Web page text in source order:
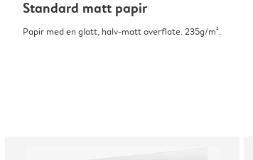
Standard matt papir
Papir med en glatt, halv-matt overflate. 235g/m².